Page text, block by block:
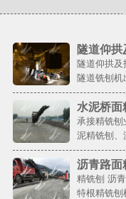
隧道仰拱
隧道仰拱及
隧道铣刨机
水泥桥面
承接精铣刨
泥精铣刨、
沥青路面
精铣刨 沥
特根精铣刨